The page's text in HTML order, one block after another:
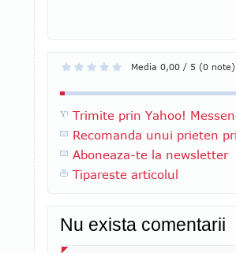
Media 0,00 / 5 (0 note)
Trimite prin Yahoo!
Recomanda unui prieten
Aboneaza-te la newsletter
Tipareste articolul
Nu exista comentarii